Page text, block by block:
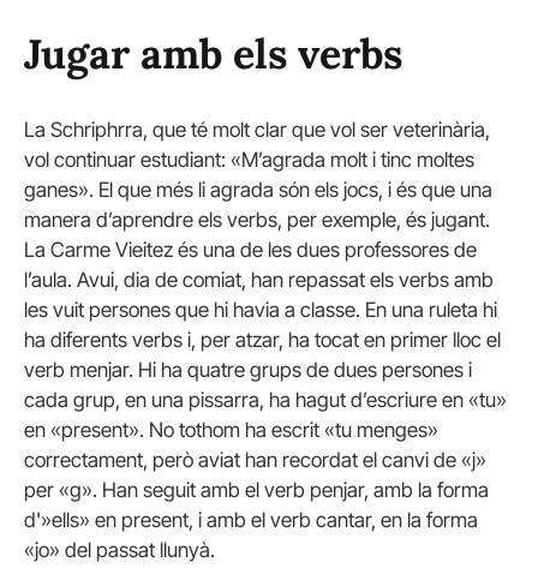
Jugar amb els verbs
La Schriphrra, que té molt clar que vol ser veterinària,
vol continuar estudiant: «M’agrada molt i tinc moltes
ganes». El que més li agrada són els jocs, i és que una
manera d’aprendre els verbs, per exemple, és jugant.
La Carme Vieitez és una de les dues professores de
l’aula. Avui, dia de comiat, han repassat els verbs amb
les vuit persones que hi havia a classe. En una ruleta hi
ha diferents verbs i, per atzar, ha tocat en primer lloc el
verb menjar. Hi ha quatre grups de dues persones i
cada grup, en una pissarra, ha hagut d’escriure en «tu»
en «present». No tothom ha escrit «tu menges»
correctament, però aviat han recordat el canvi de «j»
per «g». Han seguit amb el verb penjar, amb la forma
d'»ells» en present, i amb el verb cantar, en la forma
«jo» del passat llunyà.